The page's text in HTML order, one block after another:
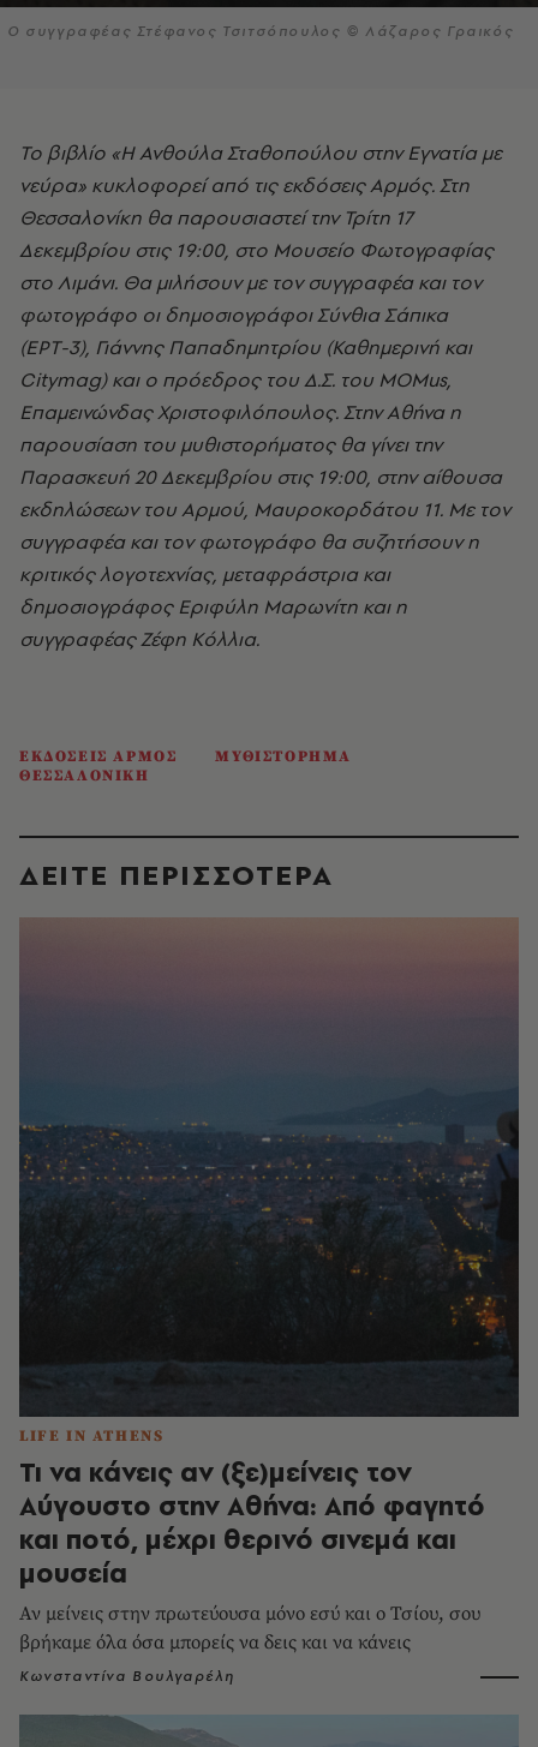
Ο συγγραφέας Στέφανος Τσιτσόπουλος © Λάζαρος Γραικός
Το βιβλίο «Η Ανθούλα Σταθοπούλου στην Εγνατία με
νεύρα» κυκλοφορεί από τις εκδόσεις Αρμός. Στη
Θεσσαλονίκη θα παρουσιαστεί την Τρίτη 17
Δεκεμβρίου στις 19:00, στο Μουσείο Φωτογραφίας
στο Λιμάνι. Θα μιλήσουν με τον συγγραφέα και τον
φωτογράφο οι δημοσιογράφοι Σύνθια Σάπικα
(ΕΡΤ-3), Γιάννης Παπαδημητρίου (Καθημερινή και
Citymag) και ο πρόεδρος του Δ.Σ. του MOMus,
Επαμεινώνδας Χριστοφιλόπουλος. Στην Αθήνα η
παρουσίαση του μυθιστορήματος θα γίνει την
Παρασκευή 20 Δεκεμβρίου στις 19:00, στην αίθουσα
εκδηλώσεων του Αρμού, Μαυροκορδάτου 11. Με τον
συγγραφέα και τον φωτογράφο θα συζητήσουν η
κριτικός λογοτεχνίας, μεταφράστρια και
δημοσιογράφος Εριφύλη Μαρωνίτη και η
συγγραφέας Ζέφη Κόλλια.
ΕΚΔΟΣΕΙΣ ΑΡΜΟΣ
ΜΥΘΙΣΤΟΡΗΜΑ
ΘΕΣΣΑΛΟΝΙΚΗ
ΔΕΙΤΕ ΠΕΡΙΣΣΟΤΕΡΑ
LIFE IN ATHENS
Τι να κάνεις αν (ξε)μείνεις τον
Αύγουστο στην Αθήνα: Από φαγητό
και ποτό, μέχρι θερινό σινεμά και
μουσεία
Αν μείνεις στην πρωτεύουσα μόνο εσύ και ο Τσίου, σου
βρήκαμε όλα όσα μπορείς να δεις και να κάνεις
Κωνσταντίνα Βουλγαρέλη